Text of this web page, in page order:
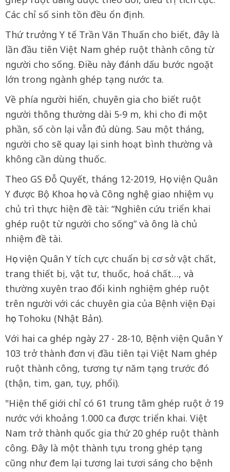
Các chỉ số sinh tồn đều ổn định.
Thứ trưởng Y tế Trần Văn Thuấn cho biết, đây là
lần đầu tiên Việt Nam ghép ruột thành công từ
người cho sống. Điều này đánh dấu bước ngoặt
lớn trong ngành ghép tạng nước ta.
Về phía người hiến, chuyên gia cho biết ruột
người thông thường dài 5-9 m, khi cho đi một
phần, số còn lại vẫn đủ dùng. Sau một tháng,
người cho sẽ quay lại sinh hoạt bình thường và
không cần dùng thuốc.
Theo GS Đỗ Quyết, tháng 12-2019, Học viện Quân
Y được Bộ Khoa học và Công nghệ giao nhiệm vụ
chủ trì thực hiện đề tài: “Nghiên cứu triển khai
ghép ruột từ người cho sống” và ông là chủ
nhiệm đề tài.
Học viện Quân Y tích cực chuẩn bị cơ sở vật chất,
trang thiết bị, vật tư, thuốc, hoá chất…, và
thường xuyên trao đổi kinh nghiệm ghép ruột
trên người với các chuyên gia của Bệnh viện Đại
học Tohoku (Nhật Bản).
Với hai ca ghép ngày 27 - 28-10, Bệnh viện Quân Y
103 trở thành đơn vị đầu tiên tại Việt Nam ghép
ruột thành công, tương tự năm tạng trước đó
(thận, tim, gan, tụy, phổi).
"Hiện thế giới chỉ có 61 trung tâm ghép ruột ở 19
nước với khoảng 1.000 ca được triển khai. Việt
Nam trở thành quốc gia thứ 20 ghép ruột thành
công. Đây là một thành tựu trong ghép tạng
cũng như đem lại tương lai tươi sáng cho bệnh